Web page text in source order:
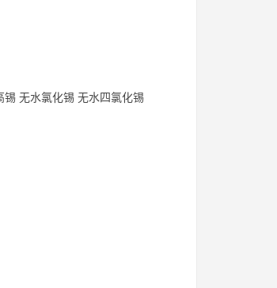
无水氯化锡 无水四氯化锡